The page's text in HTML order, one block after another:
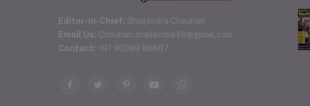
Editor-in-Chief: Shailendra Chouhan
Email Us: Chouhan.shailendra48@gmail.com
Contact: +91 90399 86687
FacebookTwitterPinterestYouTubeWhatsApp